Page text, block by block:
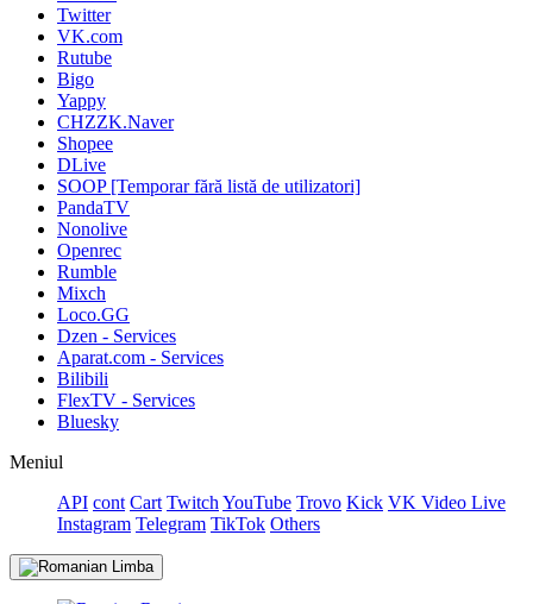
Twitter
VK.com
Rutube
Bigo
Yappy
CHZZK.Naver
Shopee
DLive
SOOP [Temporar fără listă de utilizatori]
PandaTV
Nonolive
Openrec
Rumble
Mixch
Loco.GG
Dzen - Services
Aparat.com - Services
Bilibili
FlexTV - Services
Bluesky
Meniul
API cont Cart Twitch YouTube Trovo Kick VK Video Live
Instagram Telegram TikTok Others
Limba